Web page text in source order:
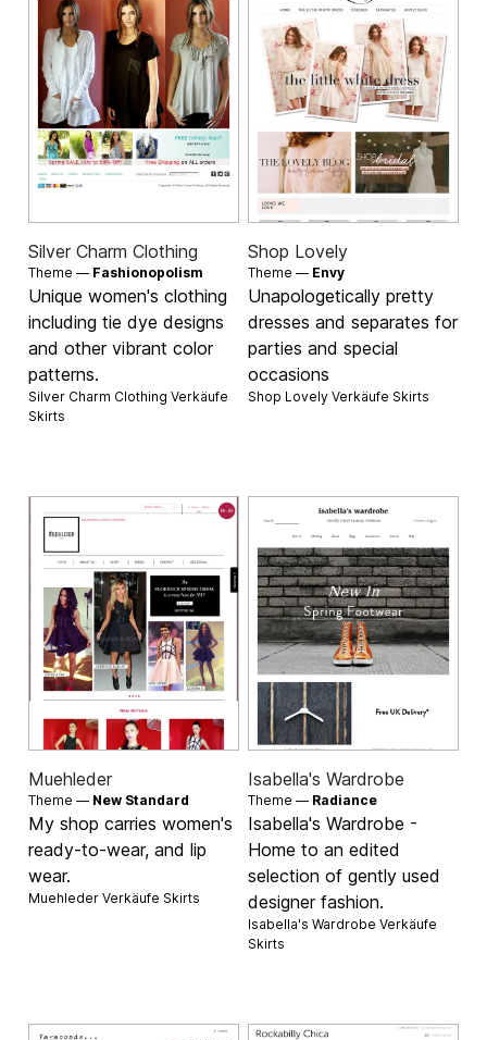
Silver Charm Clothing
Theme — Fashionopolism
Unique women's clothing
including tie dye designs
and other vibrant color
patterns.
Silver Charm Clothing Verkäufe
Skirts
Shop Lovely
Theme — Envy
Unapologetically pretty
dresses and separates for
parties and special
occasions
Shop Lovely Verkäufe Skirts
Muehleder
Theme — New Standard
My shop carries women's
ready-to-wear, and lip
wear.
Muehleder Verkäufe Skirts
Isabella's Wardrobe
Theme — Radiance
Isabella's Wardrobe -
Home to an edited
selection of gently used
designer fashion.
Isabella's Wardrobe Verkäufe
Skirts